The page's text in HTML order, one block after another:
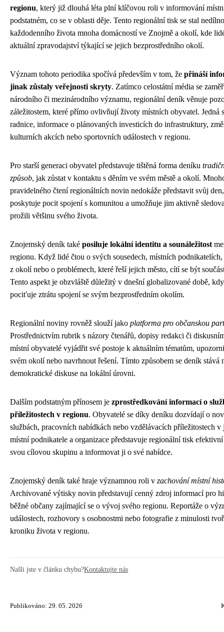
regionu, který již dlouhá léta plní klíčovou roli v informování
podstatném, co se v oblasti děje. Tento regionální tisk se stal
každodenního života mnoha domácností ve Znojmě a okolí, kde
aktuální zpravodajství týkající se jejich bezprostředního okolí.
Význam tohoto periodika spočívá především v tom, že přináší
jinak zůstaly veřejnosti skryty. Zatímco celostátní média se
národního či mezinárodního významu, regionální deník věnuje
záležitostem, které přímo ovlivňují životy místních obyvatel. Jedná
radnice, informace o plánovaných investicích do infrastruktury,
kulturních akcích nebo sportovních událostech v regionu.
Pro starší generaci obyvatel představuje tištěná forma deníku
způsob, jak zůstat v kontaktu s děním ve svém městě a okolí.
pravidelného čtení regionálních novin nedokáže představit svůj
poskytuje pocit spojení s komunitou a umožňuje jim aktivně
prožili většinu svého života.
Znojemský deník také posiluje lokální identitu a sounáležitost
regionu. Když lidé čtou o svých sousedech, místních
z okolí nebo o problémech, které řeší jejich město, cítí se být
Tento aspekt je obzvláště důležitý v dnešní globalizované době,
pociťuje ztrátu spojení se svým bezprostředním okolím.
Regionální noviny rovněž slouží jako platforma pro občanskou
Prostřednictvím rubrik s názory čtenářů, dopisy redakci či
místní obyvatelé vyjádřit své postoje k aktuálním tématům,
svém okolí nebo navrhnout řešení. Tímto způsobem se deník stává
demokratické diskuse na lokální úrovni.
Dalším podstatným přínosem je zprostředkování informací o
příležitostech v regionu. Obyvatelé se díky deníku dozvídají o
službách, pracovních nabídkách nebo vzdělávacích příležitostech
místní podnikatele a organizace představuje regionální tisk
svou cílovou skupinu a informovat ji o své nabídce.
Znojemský deník také hraje významnou roli v zachování místní
Archivované výtisky novin představují cenný zdroj informací pro
běžné občany zajímající se o vývoj svého regionu. Reportáže o
událostech, rozhovory s osobnostmi nebo fotografie z minulosti
kroniku života v regionu.
Našli jste v článku chybu?Kontaktujte nás
Publikováno: 29. 05. 2026